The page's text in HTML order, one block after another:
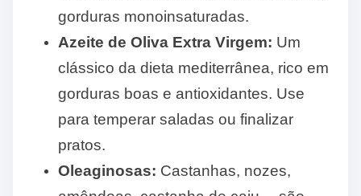
gorduras monoinsaturadas.
Azeite de Oliva Extra Virgem: Um
clássico da dieta mediterrânea, rico em
gorduras boas e antioxidantes. Use
para temperar saladas ou finalizar
pratos.
Oleaginosas: Castanhas, nozes,